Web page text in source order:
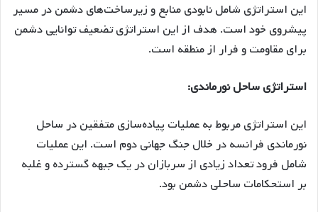
این استراتژی شامل نابودی منابع و زیرساخت‌های دشمن در مسیر
پیشروی خود است. هدف از این استراتژی تضعیف توانایی دشمن
برای مقاومت و فرار از منطقه است.
استراتژی ساحل نورماندی:
این استراتژی مربوط به عملیات پیاده‌سازی متفقین در ساحل
نورماندی فرانسه در خلال جنگ جهانی دوم است. این عملیات
شامل فرود تعداد زیادی از سربازان در یک جبهه گسترده و غلبه
بر استحکامات ساحلی دشمن بود.